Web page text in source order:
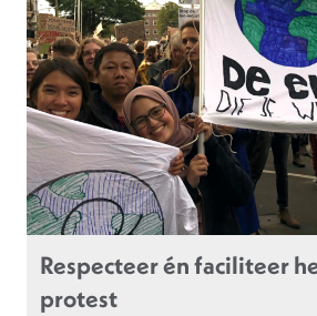
Respecteer én faciliteer
protest